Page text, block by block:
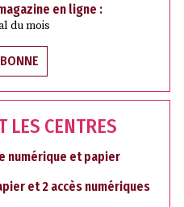
en ligne :
du mois
LES CENTRES
numérique et papier
et 2 accès numériques